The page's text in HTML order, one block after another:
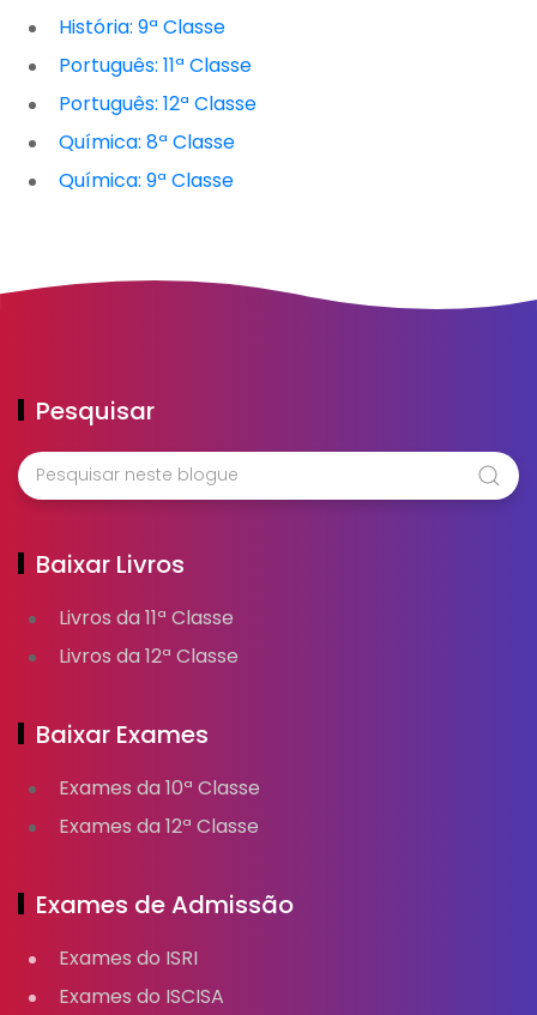
História: 9ª Classe
Português: 11ª Classe
Português: 12ª Classe
Química: 8ª Classe
Química: 9ª Classe
Pesquisar
Baixar Livros
Livros da 11ª Classe
Livros da 12ª Classe
Baixar Exames
Exames da 10ª Classe
Exames da 12ª Classe
Exames de Admissão
Exames do ISRI
Exames do ISCISA